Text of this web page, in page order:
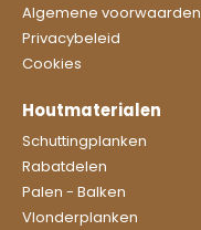
Algemene voorwaarden
Privacybeleid
Cookies
Houtmaterialen
Schuttingplanken
Rabatdelen
Palen - Balken
Vlonderplanken